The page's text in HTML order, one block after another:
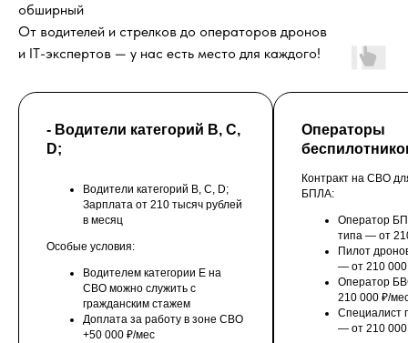
обширный
От водителей и стрелков до операторов дронов
и IT-экспертов — у нас есть место для каждого!
- Водители категорий B, C,
D;
Водители категорий B, C, D;
Зарплата от 210 тысяч рублей
в месяц
Особые условия:
Водителем категории Е на
СВО можно служить с
гражданским стажем
Доплата за работу в зоне СВО
+50 000 ₽/мес
Операторы
Контракт на СВО
БПЛА:
Оператор
типа — от
Пилот
— от 210
Оператор
210 000 ₽/
Специалист
— от 210